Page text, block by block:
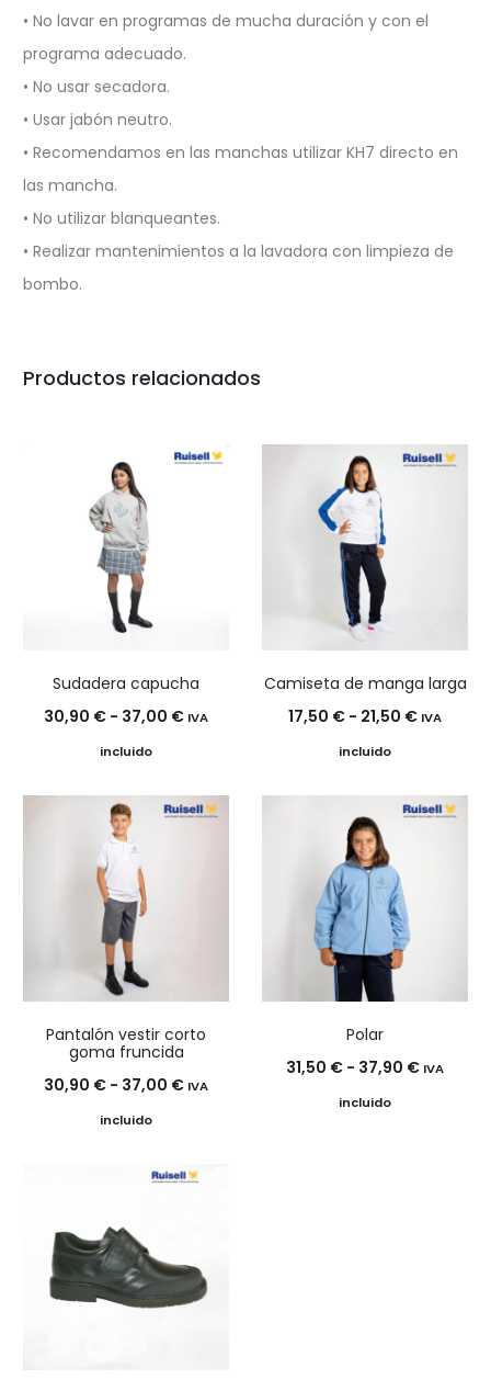
• No lavar en programas de mucha duración y con el
programa adecuado.
• No usar secadora.
• Usar jabón neutro.
• Recomendamos en las manchas utilizar KH7 directo en
las mancha.
• No utilizar blanqueantes.
• Realizar mantenimientos a la lavadora con limpieza de
bombo.
Productos relacionados
Sudadera capucha
30,90 € - 37,00 €Rango
desde
IVA
incluido
Camiseta de manga larga
17,50 € - 21,50 €Rango
desde
IVA
incluido
Pantalón vestir corto
goma fruncida
30,90 € - 37,00 €Rango
desde
37,00 €
IVA
incluido
Polar
31,50 € - 37,90 €Rango
IVA
incluido